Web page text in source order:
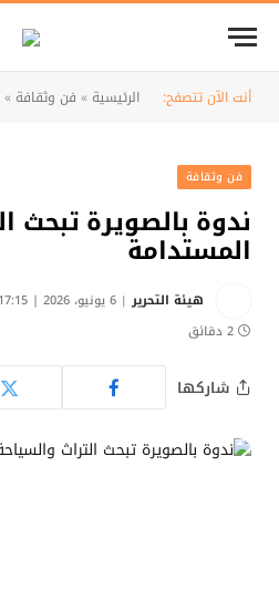
أنت الآن تتصفح: الرئيسية» فن وثقافة»
فن وثقافة
ندوة بالصويرة تبحث
المستدامة
هيئة التحرير 6 يونيو، 2026 | 17:15
2 دقائق
شاركها